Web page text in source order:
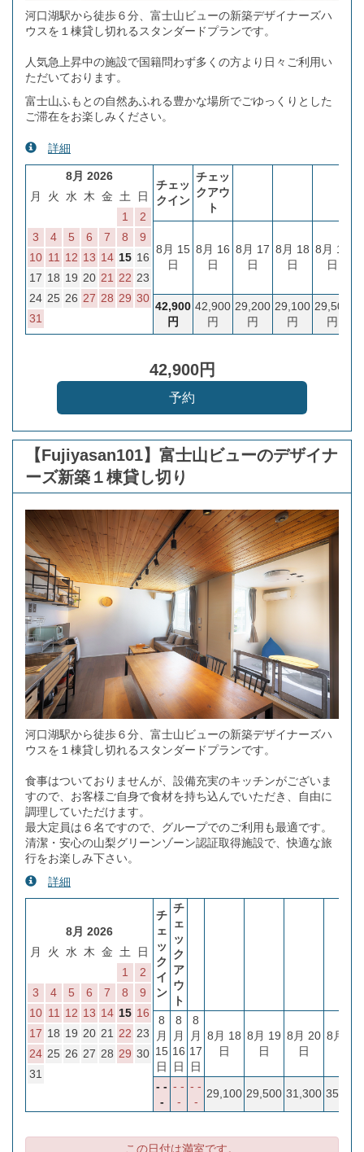
河口湖駅から徒歩６分、富士山ビューの新築デザイナーズハ
ウスを１棟貸し切れるスタンダードプランです。
人気急上昇中の施設で国籍問わず多くの方より日々ご利用い
ただいております。
富士山ふもとの自然あふれる豊かな場所でごゆっくりとした
ご滞在をお楽しみください。
詳細
8月 2026
月
火 水 木 金 土
日
1
2
3
4 5 6 7 8
9
10 11 12 13 14 15 16
17 18 19 20 21 22 23
24 25 26 27 28 29 30
31
チェッ
クイン
チェッ
クアウ
ト
8月 15
日
8月 16
日
8月 17
日
8月 18
日
8月 19
日
42,900
円
42,900
円
29,200
円
29,100
円
29,500
円
42,900円
【Fujiyasan101】富士山ビューのデザイナ
ーズ新築１棟貸し切り
河口湖駅から徒歩６分、富士山ビューの新築デザイナーズハ
ウスを１棟貸し切れるスタンダードプランです。
食事はついておりませんが、設備充実のキッチンがございま
すので、お客様ご自身で食材を持ち込んでいただき、自由に
調理していただけます。
最大定員は６名ですので、グループでのご利用も最適です。
清潔・安心の山梨グリーンゾーン認証取得施設で、快適な旅
行をお楽しみ下さい。
詳細
8月 2026
月
火 水 木 金 土
日
1
2
3
4 5 6 7 8
9
10 11 12 13 14 15 16
17 18 19 20 21 22 23
24 25 26 27 28 29 30
31
チ
ェ
ッ
ク
イ
ン
チ
ェ
ッ
ク
ア
ウ
ト
8
月
15
日
8
月
16
日
8
月
17
日
8月 18
日
8月 19
日
8月 20
日
8月 21
- -
-
- -
-
- -
-
29,100 29,500 31,300 35,100
この日付は満室です。